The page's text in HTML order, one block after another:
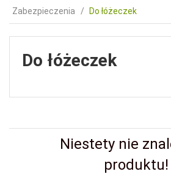
Zabezpieczenia Do łóżeczek
Do łóżeczek
Niestety nie
produktu!